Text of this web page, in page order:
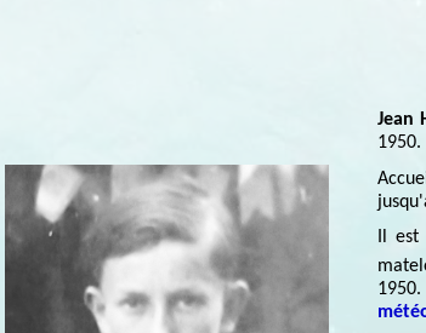
Jean
1950.
Il est